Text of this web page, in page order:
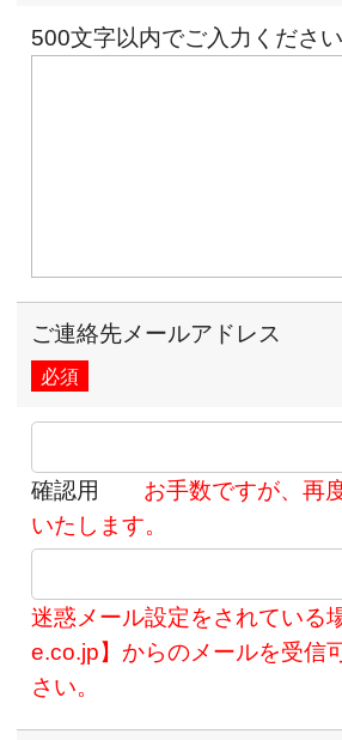
500文字以内でご入力ください
ご連絡先メールアドレス
必須
確認用
お手数ですが、再
いたします。
迷惑メール設定をされている
e.co.jp】からのメールを受信
さい。